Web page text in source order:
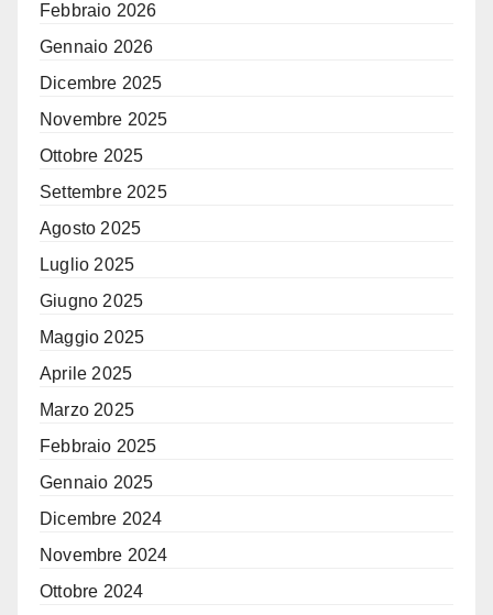
Febbraio 2026
Gennaio 2026
Dicembre 2025
Novembre 2025
Ottobre 2025
Settembre 2025
Agosto 2025
Luglio 2025
Giugno 2025
Maggio 2025
Aprile 2025
Marzo 2025
Febbraio 2025
Gennaio 2025
Dicembre 2024
Novembre 2024
Ottobre 2024